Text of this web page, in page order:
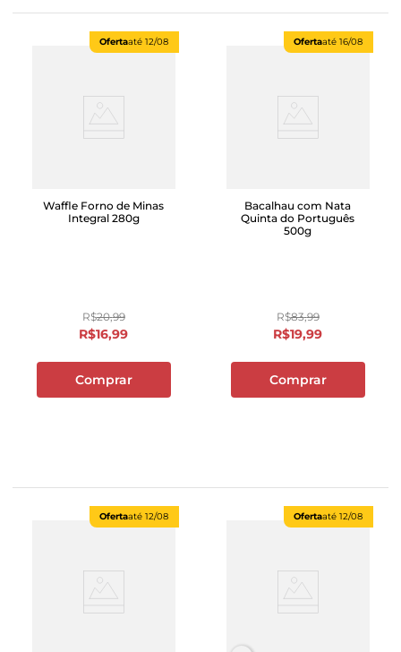
Ofertaaté 12/08
Waffle Forno de Minas
Integral 280g
R$20,99
R$16,99
Comprar
Ofertaaté 16/08
Bacalhau com Nata
Quinta do Português
500g
R$83,99
R$19,99
Comprar
Ofertaaté 12/08 Ofertaaté 12/08